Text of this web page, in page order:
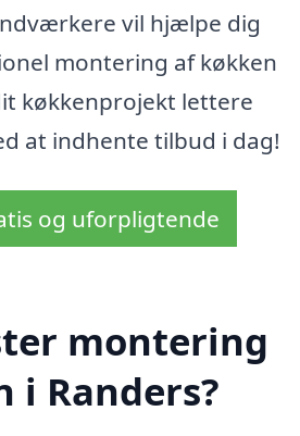
vil hjælpe dig
montering af køkken
køkkenprojekt lettere
at indhente tilbud i dag!
og uforpligtende
montering
i Randers?